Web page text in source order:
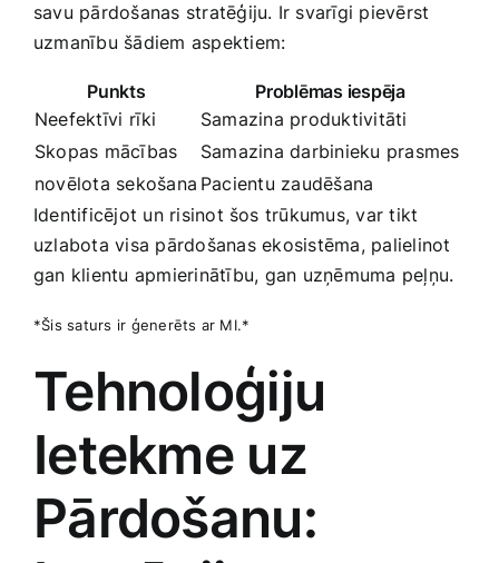
savu pārdošanas stratēģiju. Ir svarīgi pievērst
uzmanību šādiem aspektiem:
Punkts
Problēmas iespēja
Neefektīvi rīki
Samazina produktivitāti
Skopas mācības
Samazina darbinieku prasmes
novēlota sekošana Pacientu zaudēšana
Identificējot un risinot šos trūkumus, var tikt
uzlabota visa pārdošanas ⁢ekosistēma, palielinot
gan klientu apmierinātību, ⁤gan uzņēmuma peļņu.
*Šis saturs ir ģenerēts ar MI.*
Tehnoloģiju‍
Ietekme uz
Pārdošanu: